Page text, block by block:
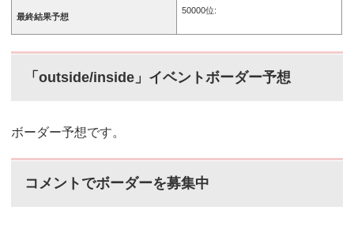
最終結果予想
50000位:
「outside/inside」イベントボーダー予想
ボーダー予想です。
コメントでボーダーを募集中